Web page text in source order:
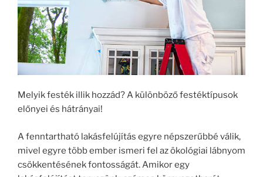
Melyik festék illik hozzád? A különböző festéktípusok
előnyei és hátrányai!
A fenntartható lakásfelújítás egyre népszerűbbé válik,
mivel egyre több ember ismeri fel az ökológiai lábnyom
csökkentésének fontosságát. Amikor egy